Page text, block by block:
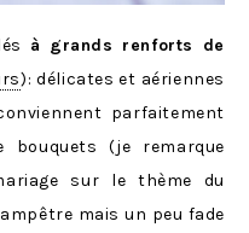
à grands renforts de
): délicates et aériennes
parfaitement
bouquets (je remarque
sur le thème du
mais un peu fade